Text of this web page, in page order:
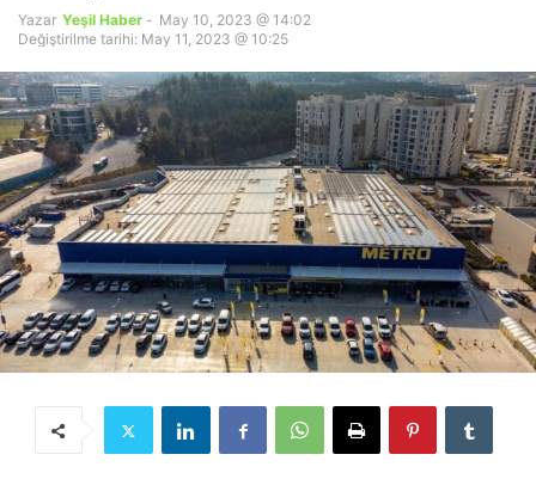
Yazar Yeşil Haber - May 10, 2023 @ 14:02
Değiştirilme tarihi: May 11, 2023 @ 10:25